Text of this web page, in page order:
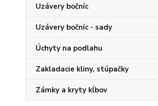
Uzávery bočníc
Uzávery bočníc - sady
Úchyty na podlahu
Zakladacie kliny, stúpačky
Zámky a kryty kĺbov